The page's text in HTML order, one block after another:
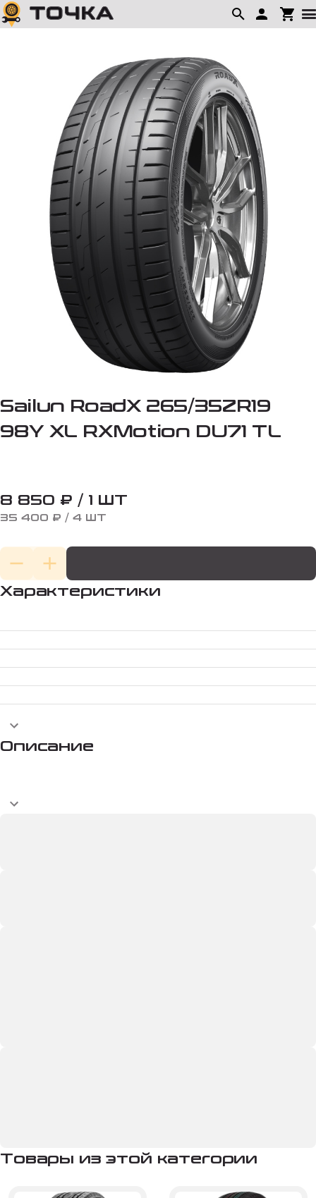
Sailun RoadX 265/35ZR19
98Y XL RXMotion DU71 TL
8 850 ₽ / 1 ШТ
35 400 ₽ / 4 ШТ
Характеристики
Описание
Товары из этой категории